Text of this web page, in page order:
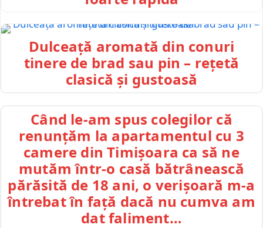
Dulceață aromată din conuri
tinere de brad sau pin – rețetă
clasică și gustoasă
Când le-am spus colegilor că
renunțăm la apartamentul cu 3
camere din Timișoara ca să ne
mutăm într-o casă bătrânească
părăsită de 18 ani, o verișoară m-a
întrebat în față dacă nu cumva am
dat faliment…